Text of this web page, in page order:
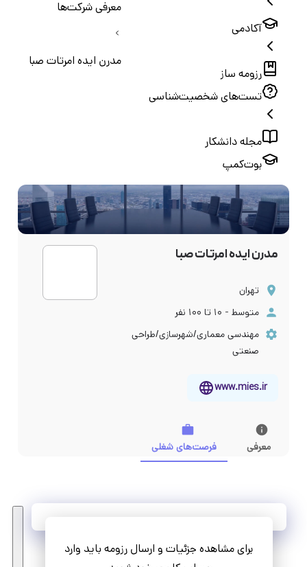
آکادمی
رزومه ساز
تست‌های شخصیت‌شناسی
مجله دانشکار
بوت‌کمپ
معرفی شرکت‌ها
مدرن ايده امرتات صبا
مدرن ايده امرتات صبا
تهران
متوسط - ۱۰ تا ۱۰۰ نفر
مهندسی معماری/شهرسازی/طراحی
صنعتی
www.mies.ir
معرفی فرصت‌های شغلی
برای مشاهده جزئیات و ارسال رزومه باید وارد
مشاهده همه فرصت‌ها